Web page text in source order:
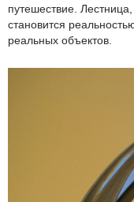
путешествие.
становится
реальных объектов.